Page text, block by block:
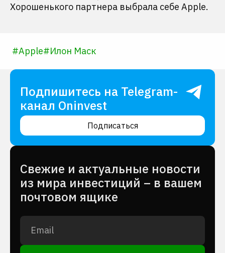
Хорошенького партнера выбрала себе Apple.
#Apple#Илон Маск
Подпишитесь на Telegram-
канал Oninvest
Подписаться
Cвежие и актуальные новости
из мира инвестиций – в вашем
почтовом ящике